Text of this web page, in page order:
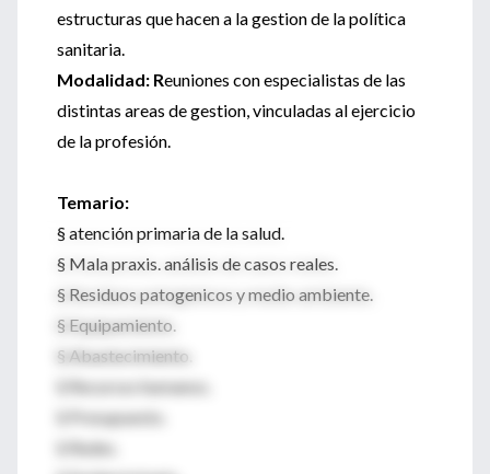
estructuras que hacen a la gestion de la política
sanitaria.
Modalidad: Reuniones con especialistas de las
distintas areas de gestion, vinculadas al ejercicio
de la profesión.
Temario:
§ atención primaria de la salud.
§ Mala praxis. análisis de casos reales.
§ Residuos patogenicos y medio ambiente.
§ Equipamiento.
§ Abastecimiento.
§ Recursos humanos.
§ Presupuesto.
§ Redes.